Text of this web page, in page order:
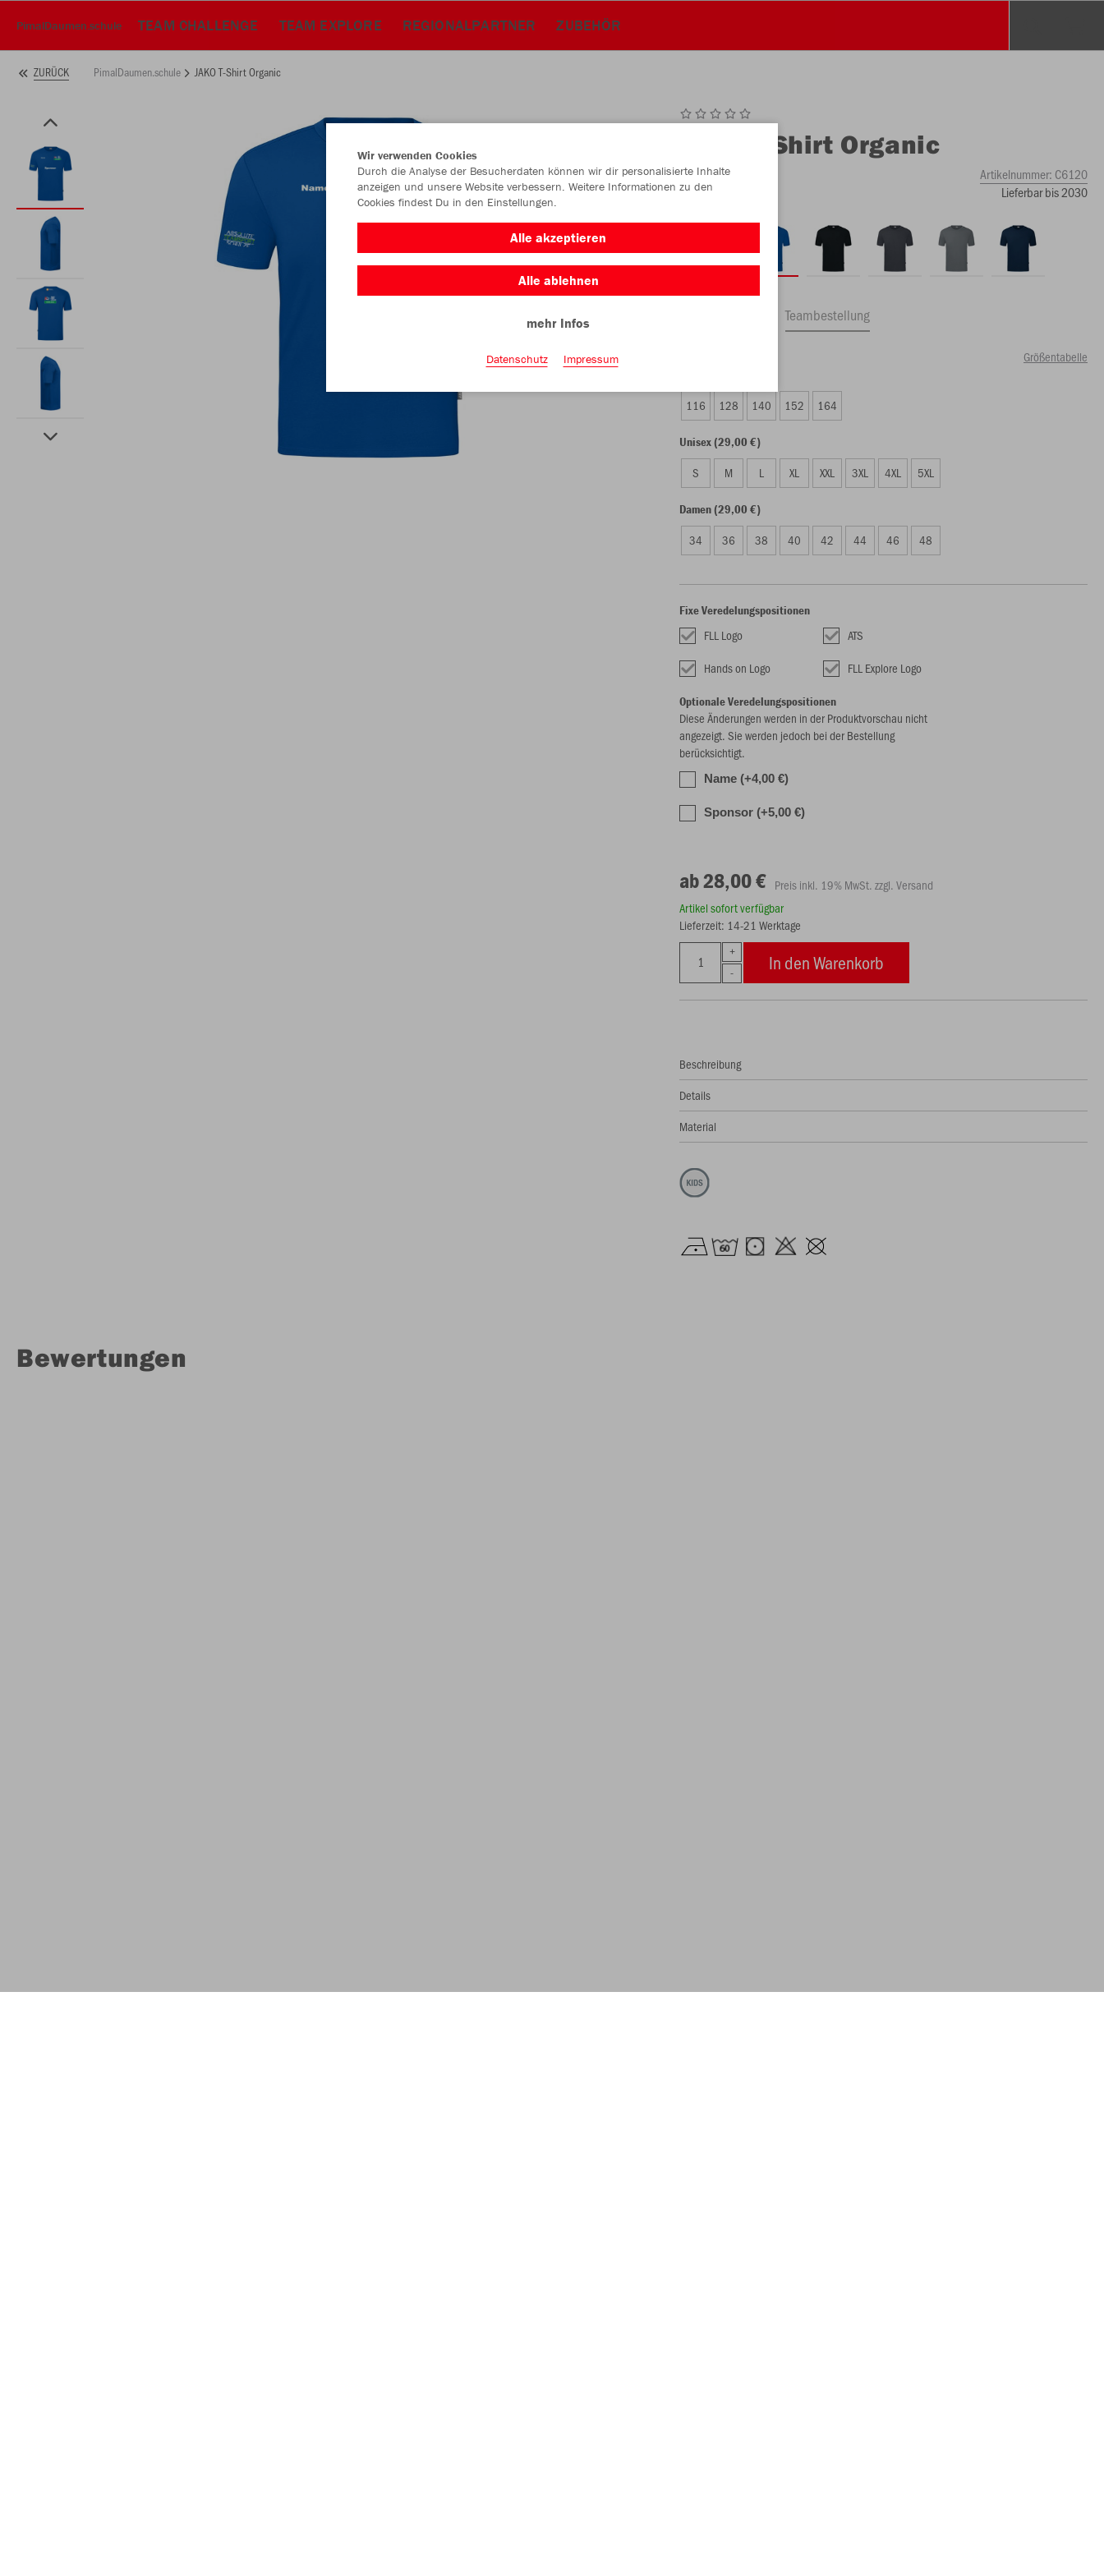
PimalDaumen.schule TEAM CHALLENGE TEAM EXPLORE REGIONALPARTNER ZUBEHÖR
ZURÜCK PimalDaumen.schule JAKO T-Shirt Organic
T-Shirt Organic
royal Artikelnummer: C6120
Lieferbar bis 2030
Teambestellung
Größentabelle
116 128 140 152 164
Unisex (29,00 €)
S M L XL XXL 3XL 4XL 5XL
Damen (29,00 €)
34 36 38 40 42 44 46 48
Fixe Veredelungspositionen
FLL Logo
ATS
Hands on Logo
FLL Explore Logo
Optionale Veredelungspositionen
Diese Änderungen werden in der Produktvorschau nicht
angezeigt. Sie werden jedoch bei der Bestellung
berücksichtigt.
Name (+4,00 €)
Sponsor (+5,00 €)
ab 28,00 € Preis inkl. 19% MwSt. zzgl. Versand
Artikel sofort verfügbar
Lieferzeit: 14-21 Werktage
In den Warenkorb
Beschreibung
Details
Material
Bewertungen
Wir verwenden Cookies
Durch die Analyse der Besucherdaten können wir dir personalisierte Inhalte
anzeigen und unsere Website verbessern. Weitere Informationen zu den
Cookies findest Du in den Einstellungen.
Alle akzeptieren
Alle ablehnen
mehr Infos
Datenschutz Impressum